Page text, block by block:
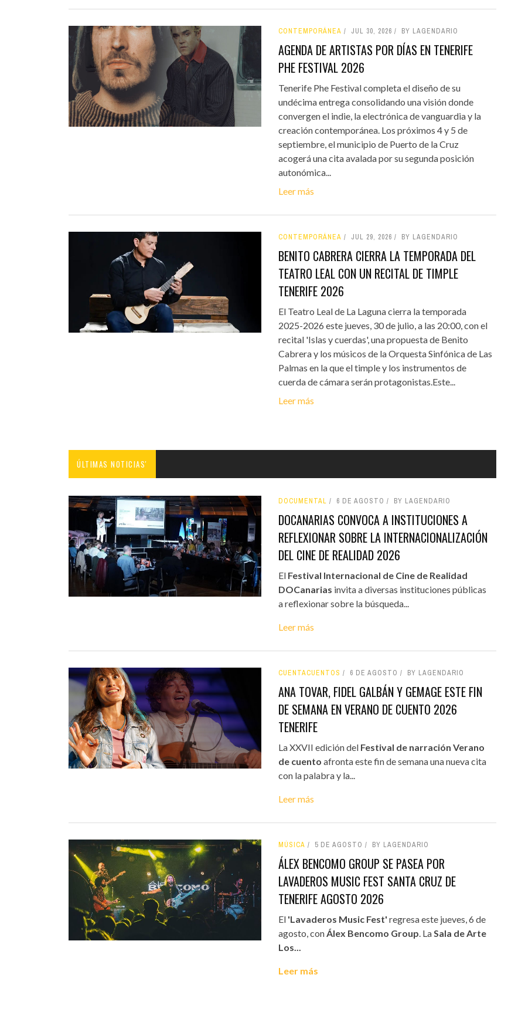
CONTEMPORÁNEA JUL 30, 2026 BY LAGENDARIO
AGENDA DE ARTISTAS POR DÍAS EN TENERIFE
PHE FESTIVAL 2026
Tenerife Phe Festival completa el diseño de su
undécima entrega consolidando una visión donde
convergen el indie, la electrónica de vanguardia y la
creación contemporánea. Los próximos 4 y 5 de
septiembre, el municipio de Puerto de la Cruz
acogerá una cita avalada por su segunda posición
autonómica...
Leer más
CONTEMPORÁNEA JUL 29, 2026 BY LAGENDARIO
BENITO CABRERA CIERRA LA TEMPORADA DEL
TEATRO LEAL CON UN RECITAL DE TIMPLE
TENERIFE 2026
El Teatro Leal de La Laguna cierra la temporada
2025-2026 este jueves, 30 de julio, a las 20:00, con el
recital 'Islas y cuerdas', una propuesta de Benito
Cabrera y los músicos de la Orquesta Sinfónica de Las
Palmas en la que el timple y los instrumentos de
cuerda de cámara serán protagonistas.Este...
Leer más
ÚLTIMAS NOTICIAS'
DOCUMENTAL 6 DE AGOSTO BY LAGENDARIO
DOCANARIAS CONVOCA A INSTITUCIONES A
REFLEXIONAR SOBRE LA INTERNACIONALIZACIÓN
DEL CINE DE REALIDAD 2026
El Festival Internacional de Cine de Realidad
DOCanarias invita a diversas instituciones públicas
a reflexionar sobre la búsqueda...
Leer más
CUENTACUENTOS 6 DE AGOSTO BY LAGENDARIO
ANA TOVAR, FIDEL GALBÁN Y GEMAGE ESTE FIN
DE SEMANA EN VERANO DE CUENTO 2026
TENERIFE
La XXVII edición del Festival de narración Verano
de cuento afronta este fin de semana una nueva cita
con la palabra y la...
Leer más
MÚSICA 5 DE AGOSTO BY LAGENDARIO
ÁLEX BENCOMO GROUP SE PASEA POR
LAVADEROS MUSIC FEST SANTA CRUZ DE
TENERIFE AGOSTO 2026
El 'Lavaderos Music Fest' regresa este jueves, 6 de
agosto, con Álex Bencomo Group . La Sala de Arte
Los...
Leer más